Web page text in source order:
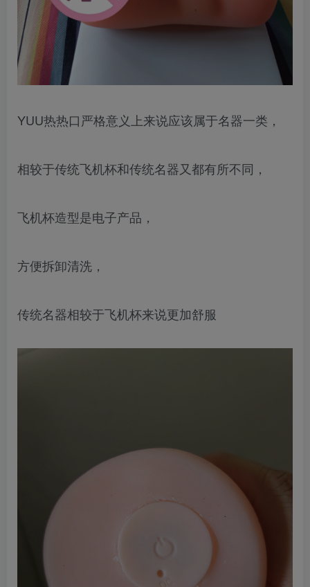
YUU热热口严格意义上来说应该属于名器一类，
相较于传统飞机杯和传统名器又都有所不同，
飞机杯造型是电子产品，
方便拆卸清洗，
传统名器相较于飞机杯来说更加舒服